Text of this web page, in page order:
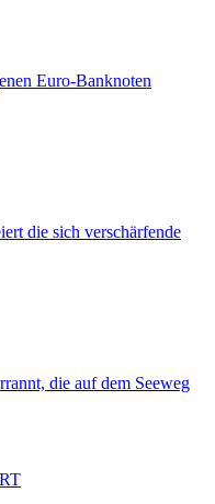
Euro-Banknoten
die sich verschärfende
die auf dem Seeweg